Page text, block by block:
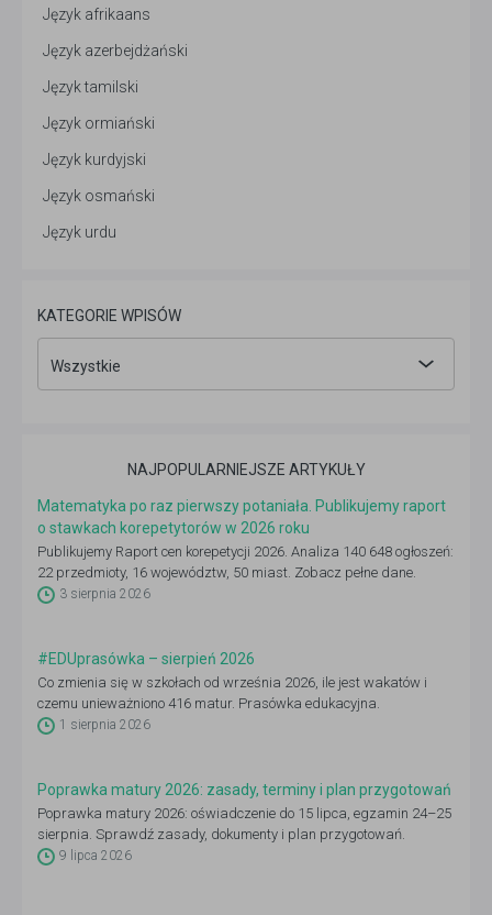
Język afrikaans
Język azerbejdżański
Język tamilski
Język ormiański
Język kurdyjski
Język osmański
Język urdu
KATEGORIE WPISÓW
Wszystkie
NAJPOPULARNIEJSZE ARTYKUŁY
Matematyka po raz pierwszy potaniała. Publikujemy raport
o stawkach korepetytorów w 2026 roku
Publikujemy Raport cen korepetycji 2026. Analiza 140 648 ogłoszeń:
22 przedmioty, 16 województw, 50 miast. Zobacz pełne dane.
3 sierpnia 2026
#EDUprasówka – sierpień 2026
Co zmienia się w szkołach od września 2026, ile jest wakatów i
czemu unieważniono 416 matur. Prasówka edukacyjna.
1 sierpnia 2026
Poprawka matury 2026: zasady, terminy i plan przygotowań
Poprawka matury 2026: oświadczenie do 15 lipca, egzamin 24–25
sierpnia. Sprawdź zasady, dokumenty i plan przygotowań.
9 lipca 2026